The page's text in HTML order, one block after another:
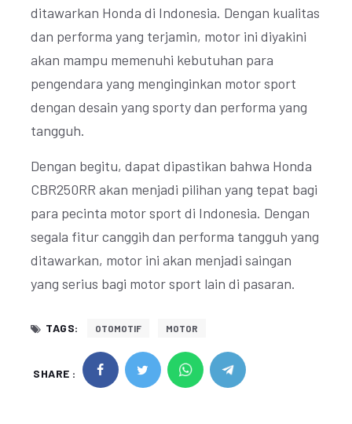
ditawarkan Honda di Indonesia. Dengan kualitas
dan performa yang terjamin, motor ini diyakini
akan mampu memenuhi kebutuhan para
pengendara yang menginginkan motor sport
dengan desain yang sporty dan performa yang
tangguh.
Dengan begitu, dapat dipastikan bahwa Honda
CBR250RR akan menjadi pilihan yang tepat bagi
para pecinta motor sport di Indonesia. Dengan
segala fitur canggih dan performa tangguh yang
ditawarkan, motor ini akan menjadi saingan
yang serius bagi motor sport lain di pasaran.
TAGS: OTOMOTIF MOTOR
SHARE :